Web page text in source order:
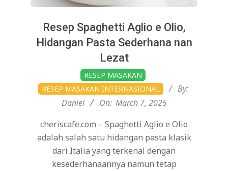
Resep Spaghetti Aglio e Olio,
Hidangan Pasta Sederhana nan
Lezat
03-
RESEP MASAKAN
RESEP MASAKAN INTERNASIONAL
By:
Daniel
On: March 7, 2025
cheriscafe.com – Spaghetti Aglio e Olio
adalah salah satu hidangan pasta klasik
dari Italia yang terkenal dengan
kesederhanaannya namun tetap